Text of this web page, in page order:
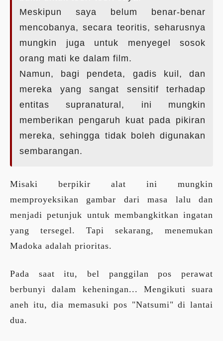
Meskipun saya belum benar-benar
mencobanya, secara teoritis, seharusnya
mungkin juga untuk menyegel sosok
orang mati ke dalam film.
Namun, bagi pendeta, gadis kuil, dan
mereka yang sangat sensitif terhadap
entitas supranatural, ini mungkin
memberikan pengaruh kuat pada pikiran
mereka, sehingga tidak boleh digunakan
sembarangan.
Misaki berpikir alat ini mungkin
memproyeksikan gambar dari masa lalu dan
menjadi petunjuk untuk membangkitkan ingatan
yang tersegel. Tapi sekarang, menemukan
Madoka adalah prioritas.
Pada saat itu, bel panggilan pos perawat
berbunyi dalam keheningan... Mengikuti suara
aneh itu, dia memasuki pos "Natsumi" di lantai
dua.